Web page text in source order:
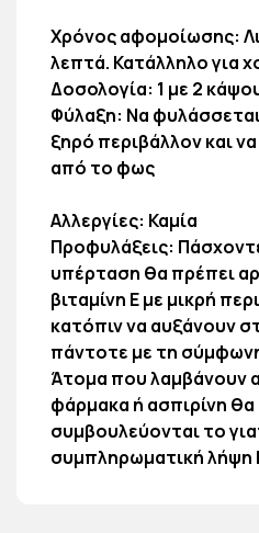
Χρόνος αφομοίωσης:
λεπτά. Κατάλληλο για
Δοσολογία: 1 με 2
Φύλαξη: Να
ξηρό περιβάλλον και
από το φως
Αλλεργίες: Καμία
Προφυλάξεις:
υπέρταση θα πρέπει
βιταμίνη Ε με μικρή
κατόπιν να αυξάνουν
πάντοτε με τη
Άτομα που λαμβάνουν
φάρμακα ή ασπιρίνη θα
συμβουλεύονται το
συμπληρωματική λήψη